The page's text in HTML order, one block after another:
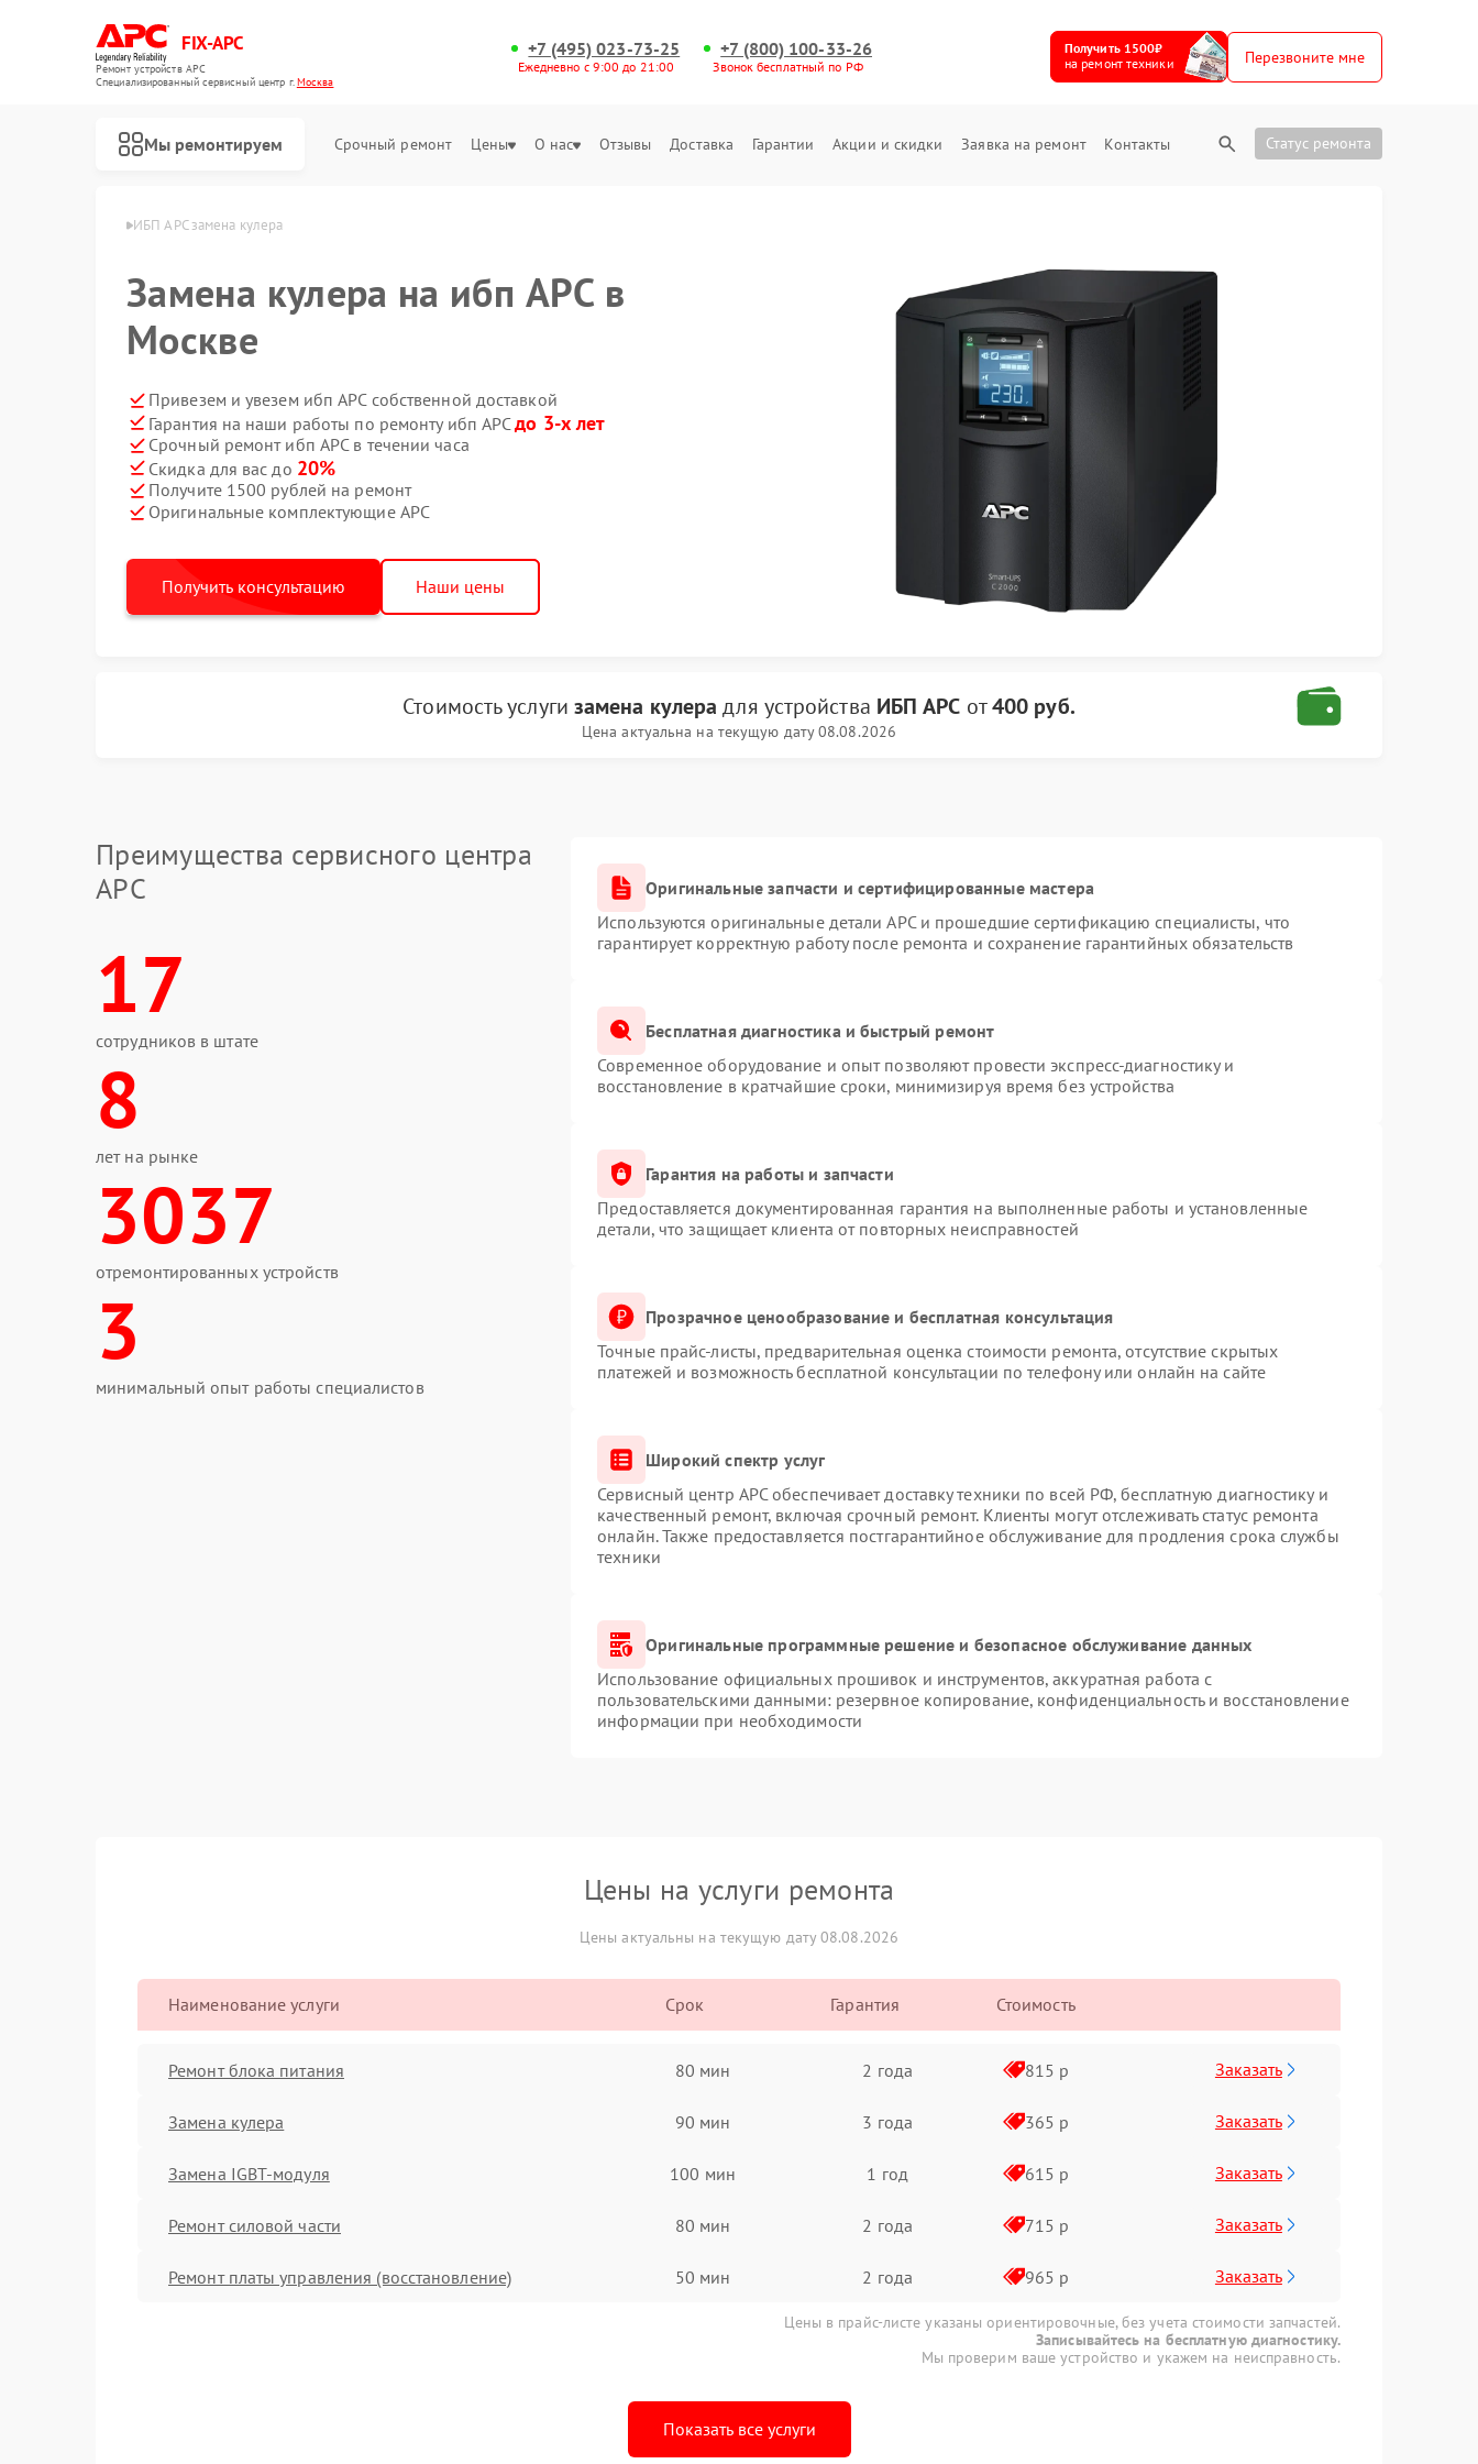
FIX-APC
Ремонт устройств APC
Специализированный cервисный центр г.Москва
+7 (495) 023-73-25
Ежедневно с 9:00 до 21:00
+7 (800) 100-33-26
Звонок бесплатный по РФ
Получить 1500₽
на ремонт техники
Перезвоните мне
Мы ремонтируем Срочный ремонт Цены О нас Отзывы Доставка Гарантии Акции и скидки Заявка на ремонт Контакты Статус ремонта
ибп APC в Москве ИБП APC замена кулера
Замена кулера на ибп APC в
Москве
Привезем и увезем ибп APC собственной доставкой
Гарантия на наши работы по ремонту ибп APCдо 3-х лет
Срочный ремонт ибп APC в течении часа
Скидка для вас до 20%
Получите 1500 рублей на ремонт
Оригинальные комплектующие APC
Получить консультацию Наши цены
Стоимость услуги замена кулера для устройства ИБП APC от400 руб.
Цена актуальна на текущую дату 08.08.2026
Преимущества сервисного центра
APC
17
сотрудников в штате
8
лет на рынке
3037
отремонтированных устройств
3
минимальный опыт работы специалистов
Оригинальные запчасти и сертифицированные мастера
Используются оригинальные детали APC и прошедшие сертификацию специалисты, что
гарантирует корректную работу после ремонта и сохранение гарантийных обязательств
Бесплатная диагностика и быстрый ремонт
Современное оборудование и опыт позволяют провести экспресс-диагностику и
восстановление в кратчайшие сроки, минимизируя время без устройства
Гарантия на работы и запчасти
Предоставляется документированная гарантия на выполненные работы и установленные
детали, что защищает клиента от повторных неисправностей
Прозрачное ценообразование и бесплатная консультация
Точные прайс-листы, предварительная оценка стоимости ремонта, отсутствие скрытых
платежей и возможность бесплатной консультации по телефону или онлайн на сайте
Широкий спектр услуг
Сервисный центр APC обеспечивает доставку техники по всей РФ, бесплатную диагностику и
качественный ремонт, включая срочный ремонт. Клиенты могут отслеживать статус ремонта
онлайн. Также предоставляется постгарантийное обслуживание для продления срока службы
техники
Оригинальные программные решение и безопасное обслуживание данных
Использование официальных прошивок и инструментов, аккуратная работа с
пользовательскими данными: резервное копирование, конфиденциальность и восстановление
информации при необходимости
Цены на услуги ремонта
Цены актуальны на текущую дату 08.08.2026
Наименование услуги Срок Гарантия Стоимость
Ремонт блока питания 80 мин 2 года 815 р Заказать
Замена кулера 90 мин 3 года 365 р Заказать
Замена IGBT-модуля 100 мин 1 год 615 р Заказать
Ремонт силовой части 80 мин 2 года 715 р Заказать
Ремонт платы управления (восстановление) 50 мин 2 года 965 р Заказать
Цены в прайс-листе указаны ориентировочные, без учета стоимости запчастей.
Записывайтесь на бесплатную диагностику.
Мы проверим ваше устройство и укажем на неисправность.
Показать все услуги